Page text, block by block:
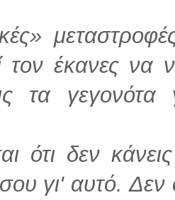
τον έκανες
τα
ότι δεν
γι' αυτό.